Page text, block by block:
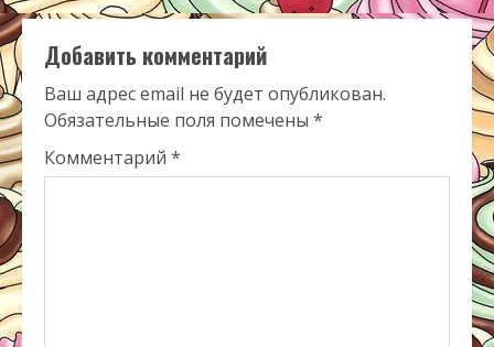
Добавить комментарий
Ваш адрес email не будет опубликован.
Обязательные поля помечены *
Комментарий *